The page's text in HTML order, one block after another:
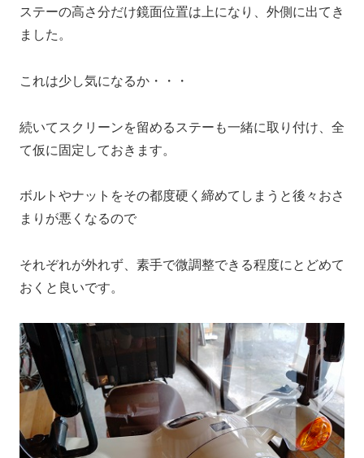
ステーの高さ分だけ鏡面位置は上になり、外側に出てき
ました。
これは少し気になるか・・・
続いてスクリーンを留めるステーも一緒に取り付け、全
て仮に固定しておきます。
ボルトやナットをその都度硬く締めてしまうと後々おさ
まりが悪くなるので
それぞれが外れず、素手で微調整できる程度にとどめて
おくと良いです。